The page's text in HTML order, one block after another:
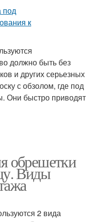
должно быть без
и других серьезных
с обзолом, где под
Они быстро приводят
обрешетки
Виды
2 вида